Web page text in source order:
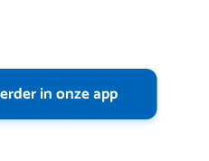
in onze app